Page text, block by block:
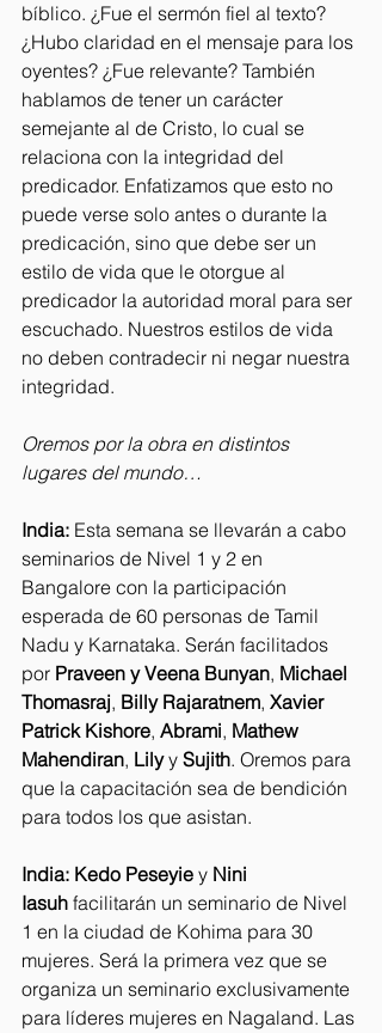
bíblico. ¿Fue el sermón fiel al texto?
¿Hubo claridad en el mensaje para los
oyentes? ¿Fue relevante? También
hablamos de tener un carácter
semejante al de Cristo, lo cual se
relaciona con la integridad del
predicador. Enfatizamos que esto no
puede verse solo antes o durante la
predicación, sino que debe ser un
estilo de vida que le otorgue al
predicador la autoridad moral para ser
escuchado. Nuestros estilos de vida
no deben contradecir ni negar nuestra
integridad.
Oremos por la obra en distintos
lugares del mundo…
India: Esta semana se llevarán a cabo
seminarios de Nivel 1 y 2 en
Bangalore con la participación
esperada de 60 personas de Tamil
Nadu y Karnataka. Serán facilitados
por Praveen y Veena Bunyan, Michael
Thomasraj, Billy Rajaratnem, Xavier
Patrick Kishore, Abrami, Mathew
Mahendiran, Lily y Sujith. Oremos para
que la capacitación sea de bendición
para todos los que asistan.
India: Kedo Peseyie y Nini
Iasuh facilitarán un seminario de Nivel
1 en la ciudad de Kohima para 30
mujeres. Será la primera vez que se
organiza un seminario exclusivamente
para líderes mujeres en Nagaland. Las